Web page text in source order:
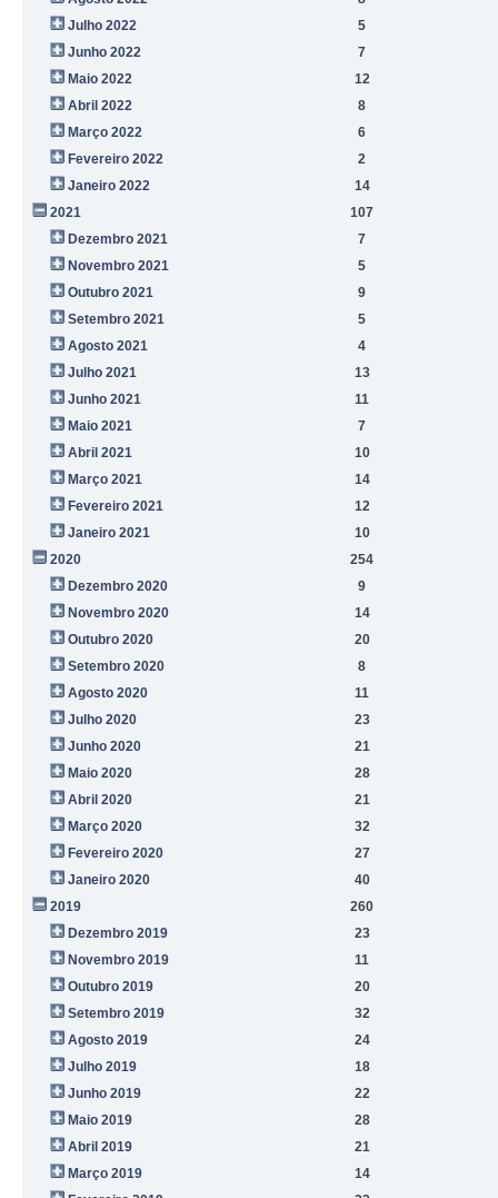
Julho 2022
5
Junho 2022
7
Maio 2022
12
Abril 2022
8
Março 2022
6
Fevereiro 2022
2
Janeiro 2022
14
2021
107
Dezembro 2021
7
Novembro 2021
5
Outubro 2021
9
Setembro 2021
5
Agosto 2021
4
Julho 2021
13
Junho 2021
11
Maio 2021
7
Abril 2021
10
Março 2021
14
Fevereiro 2021
12
Janeiro 2021
10
2020
254
Dezembro 2020
9
Novembro 2020
14
Outubro 2020
20
Setembro 2020
8
Agosto 2020
11
Julho 2020
23
Junho 2020
21
Maio 2020
28
Abril 2020
21
Março 2020
32
Fevereiro 2020
27
Janeiro 2020
40
2019
260
Dezembro 2019
23
Novembro 2019
11
Outubro 2019
20
Setembro 2019
32
Agosto 2019
24
Julho 2019
18
Junho 2019
22
Maio 2019
28
Abril 2019
21
Março 2019
14